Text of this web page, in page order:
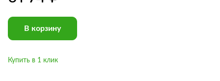
В корзину
Купить в 1 клик